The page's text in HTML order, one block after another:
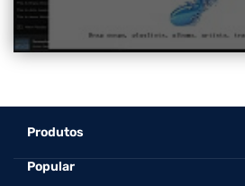
Produtos
Conversor de música tudo-em-um
Popular